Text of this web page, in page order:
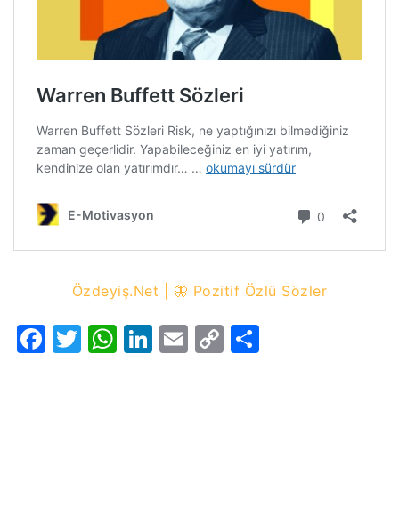
Özdeyiş.Net | 🦋 Pozitif Özlü Sözler
Facebook
Twitter
WhatsApp
LinkedIn
Email
Copy